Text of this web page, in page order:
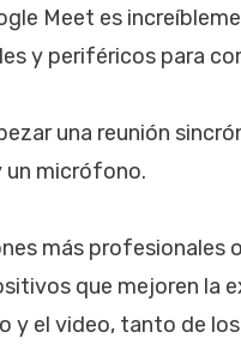
Meet es
y periféricos para
una reunión
un micrófono.
más profesionales
que mejoren la
y el video, tanto de